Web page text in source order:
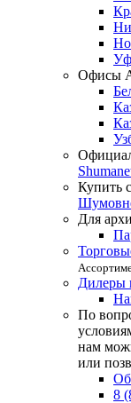
Офисы
Купить
Для
Дилеры
По
нам
или
8